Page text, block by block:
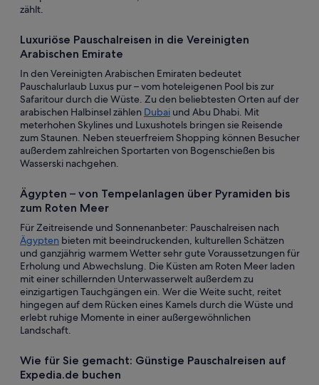
zählt.
Luxuriöse Pauschalreisen in die Vereinigten
Arabischen Emirate
In den Vereinigten Arabischen Emiraten bedeutet
Pauschalurlaub Luxus pur – vom hoteleigenen Pool bis zur
Safaritour durch die Wüste. Zu den beliebtesten Orten auf der
arabischen Halbinsel zählen Dubai und Abu Dhabi. Mit
meterhohen Skylines und Luxushotels bringen sie Reisende
zum Staunen. Neben steuerfreiem Shopping können Besucher
außerdem zahlreichen Sportarten von Bogenschießen bis
Wasserski nachgehen.
Ägypten – von Tempelanlagen über Pyramiden bis
zum Roten Meer
Für Zeitreisende und Sonnenanbeter: Pauschalreisen nach
Ägypten bieten mit beeindruckenden, kulturellen Schätzen
und ganzjährig warmem Wetter sehr gute Voraussetzungen für
Erholung und Abwechslung. Die Küsten am Roten Meer laden
mit einer schillernden Unterwasserwelt außerdem zu
einzigartigen Tauchgängen ein. Wer die Weite sucht, reitet
hingegen auf dem Rücken eines Kamels durch die Wüste und
erlebt ruhige Momente in einer außergewöhnlichen
Landschaft.
Wie für Sie gemacht: Günstige Pauschalreisen auf
Expedia.de buchen